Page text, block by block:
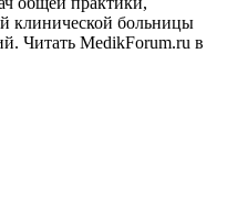
клинической больницы
Читать MedikForum.ru в